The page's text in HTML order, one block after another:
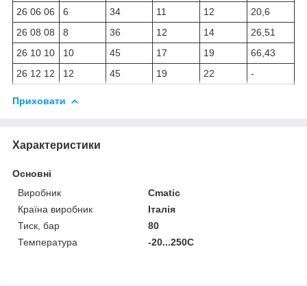
26 06 06
6 34 11 12
20,6
26 08 08
8 36 12 14
26,51
26 10 10
10 45 17 19
66,43
26 12 12
12 45 19 22 -
Приховати
Характеристики
Основні
Виробник
Cmatic
Країна виробник
Італія
Тиск, бар
80
Температура
-20...250С